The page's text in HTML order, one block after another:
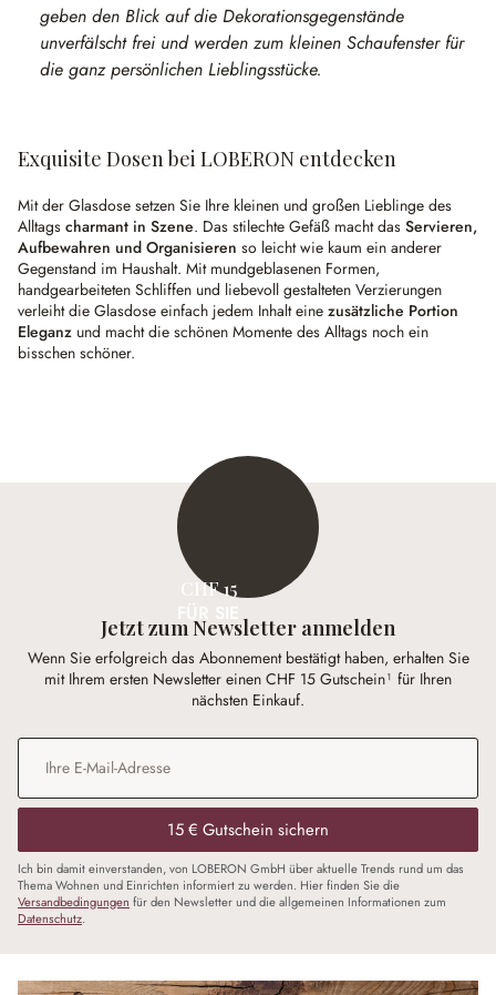
geben den Blick auf die Dekorationsgegenstände
unverfälscht frei und werden zum kleinen Schaufenster für
die ganz persönlichen Lieblingsstücke.
Exquisite Dosen bei LOBERON entdecken
Mit der Glasdose setzen Sie Ihre kleinen und großen Lieblinge des
Alltags charmant in Szene. Das stilechte Gefäß macht das Servieren,
Aufbewahren und Organisieren so leicht wie kaum ein anderer
Gegenstand im Haushalt. Mit mundgeblasenen Formen,
handgearbeiteten Schliffen und liebevoll gestalteten Verzierungen
verleiht die Glasdose einfach jedem Inhalt eine zusätzliche Portion
Eleganz und macht die schönen Momente des Alltags noch ein
bisschen schöner.
CHF 15
Jetzt zum Newsletter anmelden
Wenn Sie erfolgreich das Abonnement bestätigt haben, erhalten Sie
mit Ihrem ersten Newsletter einen CHF 15 Gutschein¹ für Ihren
nächsten Einkauf.
E-Mail-Adresse
15 € Gutschein sichern
Ich bin damit einverstanden, von LOBERON GmbH über aktuelle Trends rund um das
Thema Wohnen und Einrichten informiert zu werden. Hier finden Sie die
Versandbedingungen für den Newsletter und die allgemeinen Informationen zum
Datenschutz.